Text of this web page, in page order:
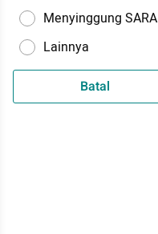
Menyinggung SARA
Lainnya
Batal